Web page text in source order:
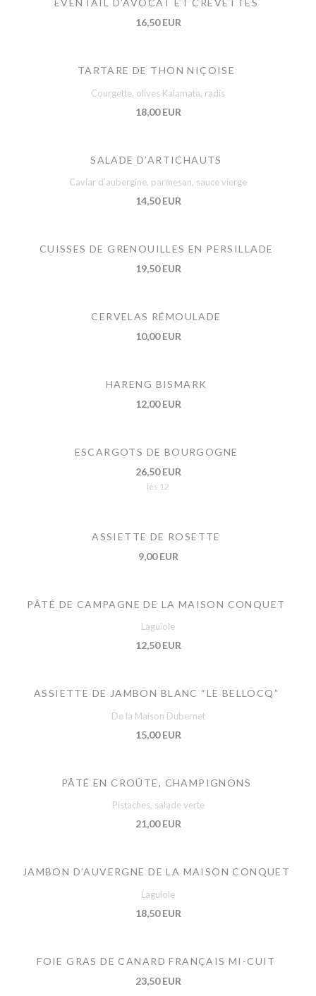
ÉVENTAIL D’AVOCAT ET CREVETTES
16,50 EUR
TARTARE DE THON NIÇOISE
Courgette, olives Kalamata, radis
18,00 EUR
SALADE D’ARTICHAUTS
Caviar d’aubergine, parmesan, sauce vierge
14,50 EUR
CUISSES DE GRENOUILLES EN PERSILLADE
19,50 EUR
CERVELAS RÉMOULADE
10,00 EUR
HARENG BISMARK
12,00 EUR
ESCARGOTS DE BOURGOGNE
26,50 EUR
les 12
ASSIETTE DE ROSETTE
9,00 EUR
PÂTÉ DE CAMPAGNE DE LA MAISON CONQUET
Laguiole
12,50 EUR
ASSIETTE DE JAMBON BLANC “LE BELLOCQ”
De la Maison Dubernet
15,00 EUR
PÂTÉ EN CROÛTE, CHAMPIGNONS
Pistaches, salade verte
21,00 EUR
JAMBON D’AUVERGNE DE LA MAISON CONQUET
Laguiole
18,50 EUR
FOIE GRAS DE CANARD FRANÇAIS MI-CUIT
23,50 EUR